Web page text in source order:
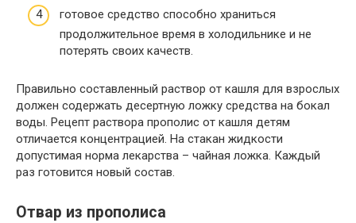
готовое средство способно храниться
продолжительное время в холодильнике и не
потерять своих качеств.
Правильно составленный раствор от кашля для взрослых
должен содержать десертную ложку средства на бокал
воды. Рецепт раствора прополис от кашля детям
отличается концентрацией. На стакан жидкости
допустимая норма лекарства – чайная ложка. Каждый
раз готовится новый состав.
Отвар из прополиса